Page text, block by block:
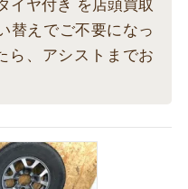
イヤ付き を店頭買取
替えでご不要になっ
ら、アシストまでお